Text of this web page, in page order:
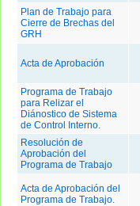
Plan de Trabajo para
Cierre de Brechas del
GRH
Acta de Aprobación
Programa de Trabajo
para Relizar el
Diánostico de Sistema
de Control Interno.
Resolución de
Aprobación del
Programa de Trabajo
Acta de Aprobación del
Programa de Trabajo.